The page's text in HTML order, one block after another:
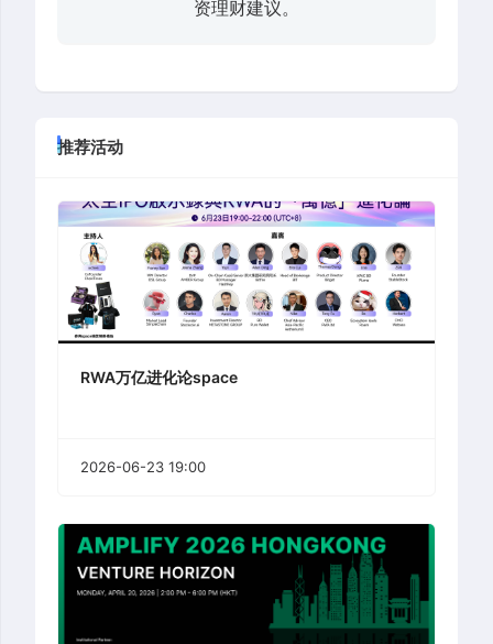
资理财建议。
推荐活动
RWA万亿进化论space
2026-06-23 19:00